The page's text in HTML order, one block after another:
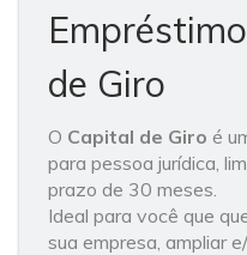
de Giro
O Capital de Giro é
para pessoa jurídica,
prazo de 30 meses.
Ideal para você que
sua empresa, ampliar